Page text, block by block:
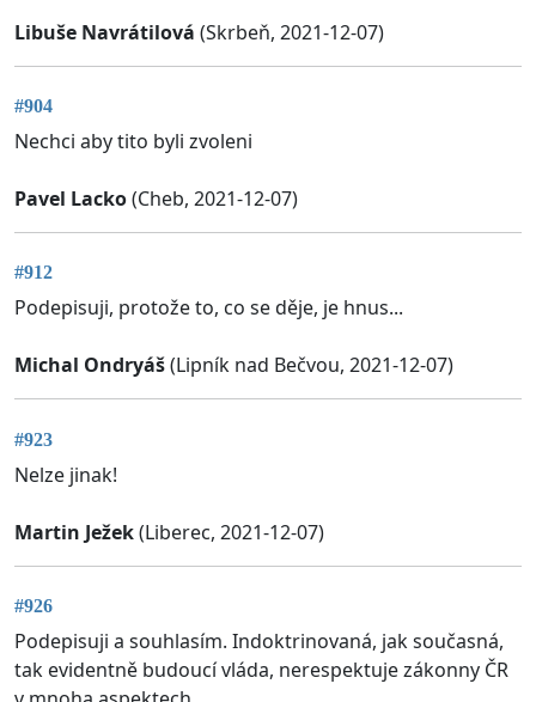
Libuše Navrátilová (Skrbeň, 2021-12-07)
#904
Nechci aby tito byli zvoleni
Pavel Lacko(Cheb, 2021-12-07)
#912
Podepisuji, protože to, co se děje, je hnus...
Michal Ondryáš(Lipník nad Bečvou, 2021-12-07)
#923
Nelze jinak!
Martin Ježek(Liberec, 2021-12-07)
#926
Podepisuji a souhlasím. Indoktrinovaná, jak současná,
tak evidentně budoucí vláda, nerespektuje zákonny ČR